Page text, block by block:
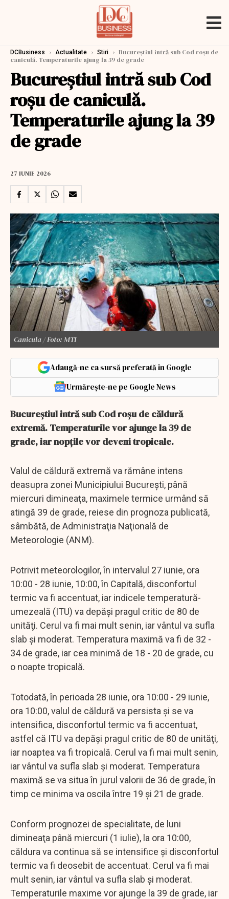
DCBusiness › Actualitate › Stiri › Bucureștiul intră sub Cod roșu de
caniculă. Temperaturile ajung la 39 de grade
Bucureștiul intră sub Cod
roșu de caniculă.
Temperaturile ajung la 39
de grade
27 IUNIE 2026
Canicula / Foto: MTI
Adaugă-ne ca sursă preferată în Google
Urmărește-ne pe Google News
Bucureștiul intră sub Cod roșu de căldură
extremă. Temperaturile vor ajunge la 39 de
grade, iar nopțile vor deveni tropicale.
Valul de căldură extremă va rămâne intens
deasupra zonei Municipiului Bucureşti, până
miercuri dimineaţa, maximele termice urmând să
atingă 39 de grade, reiese din prognoza publicată,
sâmbătă, de Administraţia Naţională de
Meteorologie (ANM).
Potrivit meteorologilor, în intervalul 27 iunie, ora
10:00 - 28 iunie, 10:00, în Capitală, disconfortul
termic va fi accentuat, iar indicele temperatură-
umezeală (ITU) va depăşi pragul critic de 80 de
unităţi. Cerul va fi mai mult senin, iar vântul va sufla
slab şi moderat. Temperatura maximă va fi de 32 -
34 de grade, iar cea minimă de 18 - 20 de grade, cu
o noapte tropicală.
Totodată, în perioada 28 iunie, ora 10:00 - 29 iunie,
ora 10:00, valul de căldură va persista şi se va
intensifica, disconfortul termic va fi accentuat,
astfel că ITU va depăşi pragul critic de 80 de unităţi,
iar noaptea va fi tropicală. Cerul va fi mai mult senin,
iar vântul va sufla slab şi moderat. Temperatura
maximă se va situa în jurul valorii de 36 de grade, în
timp ce minima va oscila între 19 şi 21 de grade.
Conform prognozei de specialitate, de luni
dimineaţa până miercuri (1 iulie), la ora 10:00,
căldura va continua să se intensifice şi disconfortul
termic va fi deosebit de accentuat. Cerul va fi mai
mult senin, iar vântul va sufla slab şi moderat.
Temperaturile maxime vor ajunge la 39 de grade, iar